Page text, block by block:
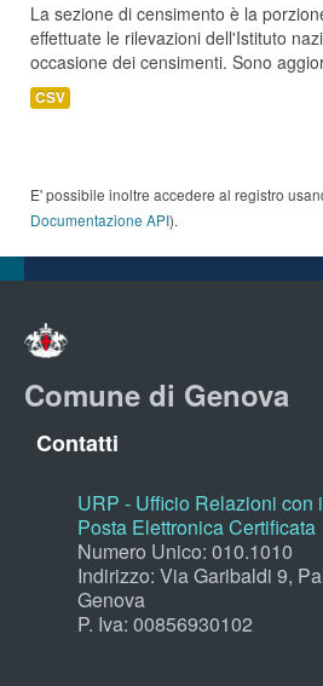
La sezione di censimento è la
effettuate le rilevazioni dell'Istituto
occasione dei censimenti. Sono
CSV
E' possibile inoltre accedere al registro
Documentazione API).
Comune di Genova
Contatti
URP - Ufficio Relazioni con
Posta Elettronica Certificata
Numero Unico: 010.1010
Indirizzo: Via Garibaldi 9,
Genova
P. Iva: 00856930102